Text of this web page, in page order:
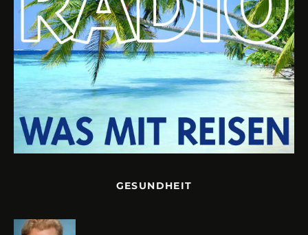
GESUNDHEIT